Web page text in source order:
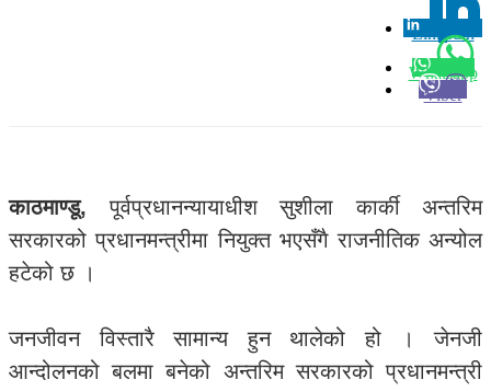
Linkedin
0
Whatsapp
Viber
काठमाण्डू, पूर्वप्रधानन्यायाधीश सुशीला कार्की अन्तरिम
सरकारको प्रधानमन्त्रीमा नियुक्त भएसँगै राजनीतिक अन्योल
हटेको छ ।
जनजीवन विस्तारै सामान्य हुन थालेको हो । जेनजी
आन्दोलनको बलमा बनेको अन्तरिम सरकारको प्रधानमन्त्री